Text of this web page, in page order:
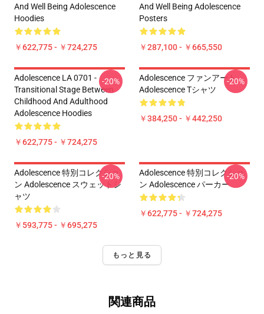
And Well Being Adolescence
Hoodies
￥622,775 - ￥724,275
And Well Being Adolescence
Posters
￥287,100 - ￥665,550
Adolescence LA 0701 -
Transitional Stage Between
Childhood And Adulthood
Adolescence Hoodies
￥622,775 - ￥724,275
-20%
Adolescence ファンアート
Adolescence Tシャツ
￥384,250 - ￥442,250
-20%
Adolescence 特別コレクショ
ン Adolescence スウェットシ
ャツ
￥593,775 - ￥695,275
-20%
Adolescence 特別コレクショ
ン Adolescence パーカー
￥622,775 - ￥724,275
-20%
もっと見る
関連商品